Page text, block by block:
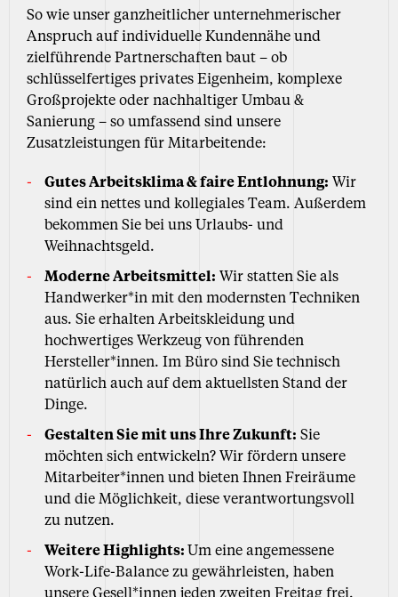
So wie unser ganzheitlicher unternehmerischer
Anspruch auf individuelle Kundennähe und
zielführende Partnerschaften baut – ob
schlüsselfertiges privates Eigenheim, komplexe
Großprojekte oder nachhaltiger Umbau &
Sanierung – so umfassend sind unsere
Zusatzleistungen für Mitarbeitende:
Gutes Arbeitsklima & faire Entlohnung: Wir
sind ein nettes und kollegiales Team. Außerdem
bekommen Sie bei uns Urlaubs- und
Weihnachtsgeld.
Moderne Arbeitsmittel: Wir statten Sie als
Handwerker*in mit den modernsten Techniken
aus. Sie erhalten Arbeitskleidung und
hochwertiges Werkzeug von führenden
Hersteller*innen. Im Büro sind Sie technisch
natürlich auch auf dem aktuellsten Stand der
Dinge.
Gestalten Sie mit uns Ihre Zukunft: Sie
möchten sich entwickeln? Wir fördern unsere
Mitarbeiter*innen und bieten Ihnen Freiräume
und die Möglichkeit, diese verantwortungsvoll
zu nutzen.
Weitere Highlights:Um eine angemessene
Work-Life-Balance zu gewährleisten, haben
unsere Gesell*innen jeden zweiten Freitag frei.